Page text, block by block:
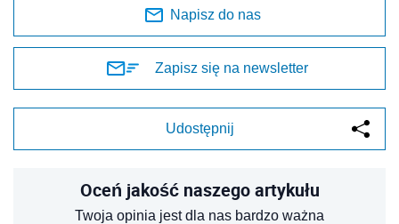
Napisz do nas
Zapisz się na newsletter
Udostępnij
Oceń jakość naszego artykułu
Twoja opinia jest dla nas bardzo ważna